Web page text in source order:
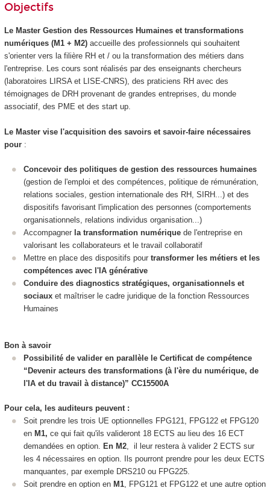
Objectifs
Le Master Gestion des Ressources Humaines et transformations
numériques (M1 + M2)accueille des professionnels qui souhaitent
s'orienter vers la filière RH et / ou la transformation des métiers dans
l'entreprise. Les cours sont réalisés par des enseignants chercheurs
(laboratoires LIRSA et LISE-CNRS), des praticiens RH avec des
témoignages de DRH provenant de grandes entreprises, du monde
associatif, des PME et des start up.
Le Master vise l'acquisition des savoirs et savoir-faire nécessaires
pour:
Concevoir des politiques de gestion des ressources humaines
(gestion de l'emploi et des compétences, politique de rémunération,
relations sociales, gestion internationale des RH, SIRH...) et des
dispositifs favorisant l'implication des personnes (comportements
organisationnels, relations individus organisation...)
Accompagner la transformation numérique de l'entreprise en
valorisant les collaborateurs et le travail collaboratif
Mettre en place des dispositifs pour transformer les métiers et les
compétences avec l'IA générative
Conduire des diagnostics stratégiques, organisationnels et
sociaux et maîtriser le cadre juridique de la fonction Ressources
Humaines
Bon à savoir
Possibilité de valider en parallèle le Certificat de compétence
“Devenir acteurs des transformations (à l'ère du numérique, de
l'IA et du travail à distance)” CC15500A
Pour cela, les auditeurs peuvent :
Soit prendre les trois UE optionnelles FPG121, FPG122 et FPG120
en M1, ce qui fait qu'ils valideront 18 ECTS au lieu des 16 ECT
demandées en option.
En M2 , il leur restera à valider 2 ECTS sur
les 4 nécessaires en option. Ils pourront prendre pour les deux ECTS
manquantes, par exemple DRS210 ou FPG225.
Soit prendre en option en M1 , FPG121 et FPG122 et une autre option